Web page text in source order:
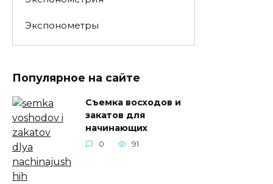
Экспонометры
Популярное на сайте
Съемка восходов и
закатов для
начинающих
0 91